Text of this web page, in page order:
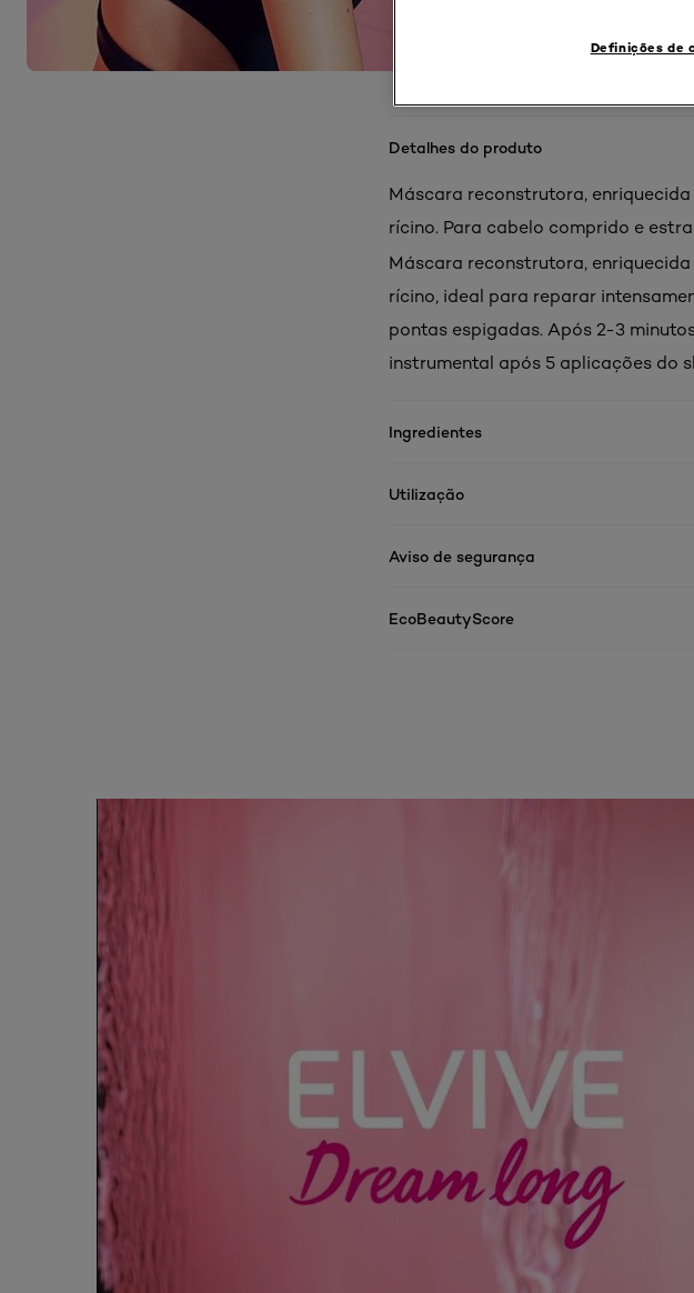
Detalhes do produto
Máscara reconstrutora,
rícino. Para cabelo comprido e
Máscara reconstrutora,
rícino, ideal para reparar
pontas espigadas. Após 2-3
instrumental após 5 aplicações do
Ingredientes
Utilização
Aviso de segurança
EcoBeautyScore
Definições de